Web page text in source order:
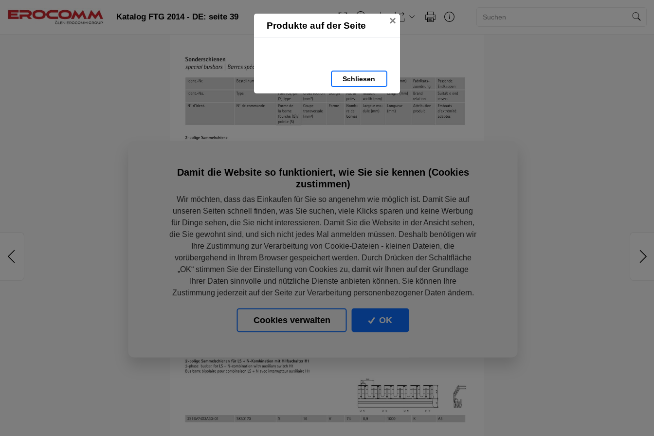
Produkte auf der Seite ×
Schliesen
Katalog FTG 2014 - DE: seite 39
Damit die Website so funktioniert, wie Sie sie kennen (Cookies
zustimmen)
Wir möchten, dass das Einkaufen für Sie so angenehm wie möglich ist. Damit Sie auf
unseren Seiten schnell finden, was Sie suchen, viele Klicks sparen und keine Werbung
für Dinge sehen, die Sie nicht interessieren. Damit Sie die Website in der Ansicht sehen,
die Sie gewohnt sind, und sich nicht jedes Mal anmelden müssen. Deshalb benötigen wir
Ihre Zustimmung zur Verarbeitung von Cookie-Dateien - kleinen Dateien, die
vorübergehend in Ihrem Browser gespeichert werden. Durch Drücken der Schaltfläche
„OK“ stimmen Sie der Einstellung von Cookies zu, damit wir Ihnen auf der Grundlage
Ihrer Daten sinnvolle und nützliche Dienste anbieten können. Sie können Ihre
Zustimmung jederzeit auf der Seite zur Verarbeitung personenbezogener Daten ändern.
Cookies verwalten OK